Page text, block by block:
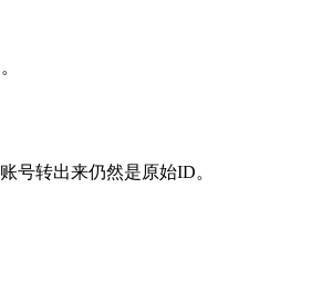
号转出来仍然是原始ID。